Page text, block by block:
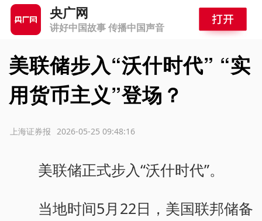
央广网
讲好中国故事 传播中国声音
美联储步入“沃什时代” “实
用货币主义”登场？
2026-05-25 09:48:16
上海证券报
美联储正式步入“沃什时代”。
当地时间5月22日，美国联邦储备